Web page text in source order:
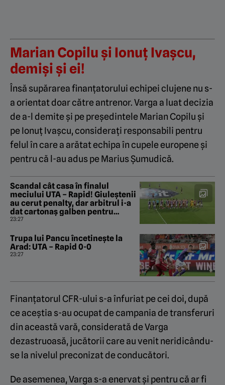
Marian Copilu și Ionuț Ivașcu,
demiși și ei!
Însă supărarea finanțatorului echipei clujene nu s-
a orientat doar către antrenor. Varga a luat decizia
de a-l demite și pe președintele Marian Copilu și
pe Ionuț Ivașcu, considerați responsabili pentru
felul în care a arătat echipa în cupele europene și
pentru că l-au adus pe Marius Șumudică.
Scandal cât casa în finalul
meciului UTA – Rapid! Giuleștenii
au cerut penalty, dar arbitrul i-a
dat cartonaș galben pentru
simulare lui Stojilkovic!
23:27
Trupa lui Pancu încetinește la
Arad: UTA – Rapid 0-0
23:27
Finanțatorul CFR-ului s-a înfuriat pe cei doi, după
ce aceștia s-au ocupat de campania de transferuri
din această vară, considerată de Varga
dezastruoasă, jucătorii care au venit neridicându-
se la nivelul preconizat de conducători.
De asemenea, Varga s-a enervat și pentru că ar fi